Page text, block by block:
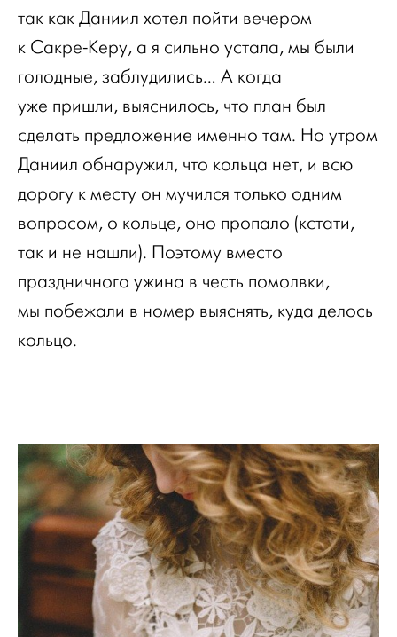
так как Даниил хотел пойти вечером
к Сакре-Керу, а я сильно устала, мы были
голодные, заблудились… А когда
уже пришли, выяснилось, что план был
сделать предложение именно там. Но утром
Даниил обнаружил, что кольца нет, и всю
дорогу к месту он мучился только одним
вопросом, о кольце, оно пропало (кстати,
так и не нашли). Поэтому вместо
праздничного ужина в честь помолвки,
мы побежали в номер выяснять, куда делось
кольцо.